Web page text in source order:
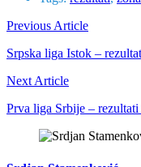
Previous Article
Srpska liga Istok –
Next Article
Prva liga Srbije –